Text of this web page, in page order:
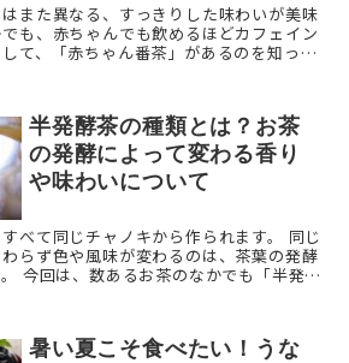
また異なる、すっきりした味わいが美味
も、赤ちゃんでも飲めるほどカフェイン
て、「赤ちゃん番茶」があるのを知って
半発酵茶の種類とは？お茶
の発酵によって変わる香り
や味わいについて
べて同じチャノキから作られます。 同じ
らず色や風味が変わるのは、茶葉の発酵
今回は、数あるお茶のなかでも「半発酵
暑い夏こそ食べたい！うな